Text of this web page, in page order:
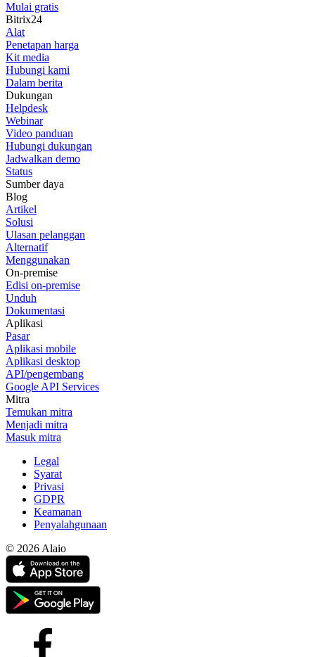
Mulai gratis
Bitrix24
Alat
Penetapan harga
Kit media
Hubungi kami
Dalam berita
Dukungan
Helpdesk
Webinar
Video panduan
Hubungi dukungan
Jadwalkan demo
Status
Sumber daya
Blog
Artikel
Solusi
Ulasan pelanggan
Alternatif
Menggunakan
On-premise
Edisi on-premise
Unduh
Dokumentasi
Aplikasi
Pasar
Aplikasi mobile
Aplikasi desktop
API/pengembang
Google API Services
Mitra
Temukan mitra
Menjadi mitra
Masuk mitra
Legal
Syarat
Privasi
GDPR
Keamanan
Penyalahgunaan
© 2026 Alaio